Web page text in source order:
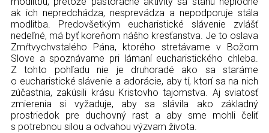
ak ich nepredchádza, nesprevádza a nepodporuje stála
modlitba. Predovšetkým eucharistické slávenie zvlášť
nedeľné, má byť koreňom nášho kresťanstva. Je to oslava
Zmŕtvychvstalého Pána, ktorého stretávame v Božom
Slove a spoznávame pri lámaní eucharistického chleba.
Z tohto pohľadu nie je druhoradé ako sa staráme
o eucharistické slávenie a adorácie, aby tí, ktorí sa na nich
zúčastnia, zakúsili krásu Kristovho tajomstva. Aj sviatosť
zmierenia si vyžaduje, aby sa slávila ako základný
prostriedok pre duchovný rast a aby sme mohli čeliť
s potrebnou silou a odvahou výzvam života.